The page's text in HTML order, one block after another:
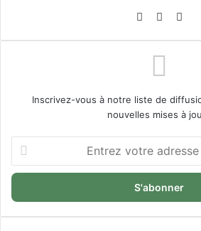
Website
Inscrivez-vous à notre liste de
nouvelles mises à
votre
adresse